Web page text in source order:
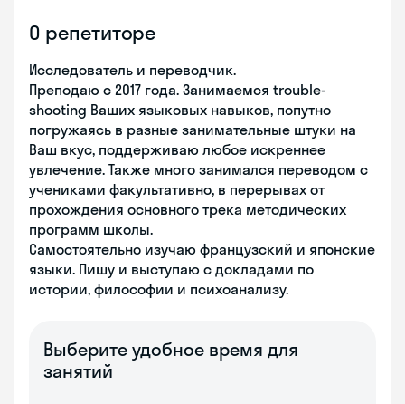
О репетиторе
Исследователь и переводчик.
Преподаю с 2017 года. Занимаемся trouble-
shooting Ваших языковых навыков, попутно
погружаясь в разные занимательные штуки на
Ваш вкус, поддерживаю любое искреннее
увлечение. Также много занимался переводом с
учениками факультативно, в перерывах от
прохождения основного трека методических
программ школы.
Самостоятельно изучаю французский и японские
языки. Пишу и выступаю с докладами по
истории, философии и психоанализу.
Выберите удобное время для
занятий